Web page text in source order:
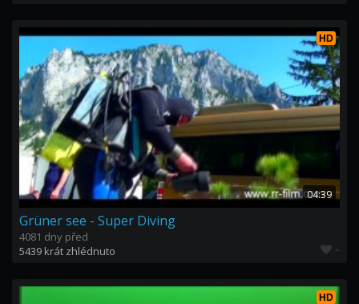
HD
04:39
Grüner see - Super Diving
4081 dny před
5439 krát zhlédnuto
-
HD